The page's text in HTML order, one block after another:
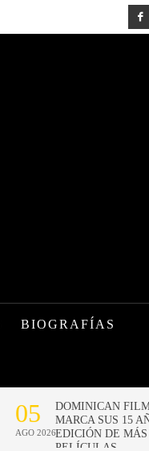
BIOGRAFÍAS